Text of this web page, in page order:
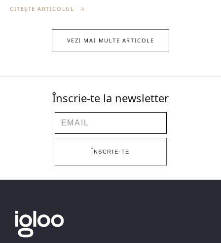
CITEȘTE ARTICOLUL →
VEZI MAI MULTE ARTICOLE
Înscrie-te la newsletter
Email
ÎNSCRIE-TE